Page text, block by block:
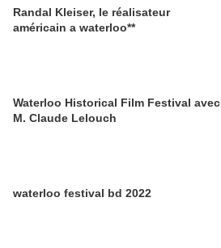
Randal Kleiser, le réalisateur
américain a waterloo**
Waterloo Historical Film Festival avec
M. Claude Lelouch
waterloo festival bd 2022